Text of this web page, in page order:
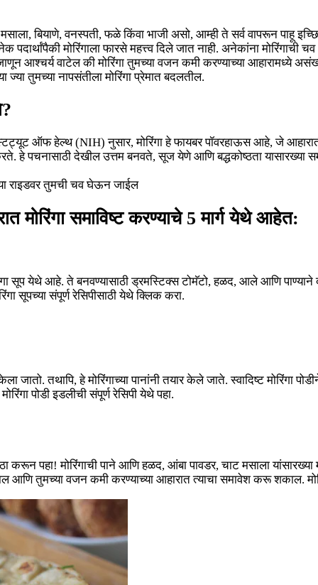
मसाला, बियाणे, वनस्पती, फळे किंवा भाजी असो, आम्ही ते सर्व वापरून पाहू
मोरिंगाला फारसे महत्त्व दिले जात नाही. अनेकांना
आश्चर्य वाटेल की मोरिंगा तुमच्या वजन कमी करण्याच्या आहारामध्ये असंख्य
तुमच्या नापसंतीला मोरिंगा प्रेमात बदलतील.
ऑफ हेल्थ (NIH) नुसार, मोरिंगा हे फायबर पॉवरहाऊस आहे, जे
देखील उत्तम बनवते, सूज येणे आणि बद्धकोष्ठता यासारख्या
राइडवर तुमची चव घेऊन जाईल
मोरिंगा समाविष्ट करण्याचे 5 मार्ग येथे आहेत:
येथे आहे. ते बनवण्यासाठी ड्रमस्टिक्स टोमॅटो, हळद, आले आणि पाण्याने
सूपच्या संपूर्ण रेसिपीसाठी येथे क्लिक करा.
जातो. तथापि, हे मोरिंगाच्या पानांनी तयार केले जाते. स्वादिष्ट
पोडी इडलीची संपूर्ण रेसिपी येथे पहा.
करून पहा! मोरिंगाची पाने आणि हळद, आंबा पावडर, चाट मसाला
तुमच्या वजन कमी करण्याच्या आहारात त्याचा समावेश करू शकाल.